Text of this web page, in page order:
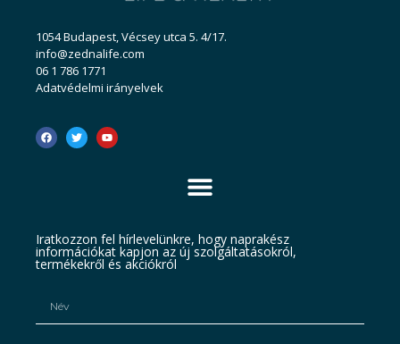
1054 Budapest, Vécsey utca 5. 4/17.
info@zednalife.com
06 1 786 1771
Adatvédelmi irányelvek
Iratkozzon fel hírlevelünkre, hogy naprakész
információkat kapjon az új szolgáltatásokról,
termékekről és akciókról